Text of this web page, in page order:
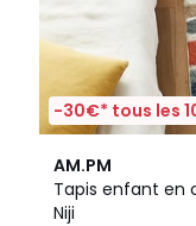
-30€* tous les
AM.PM
Tapis enfant en
Niji
4,6
/ 5